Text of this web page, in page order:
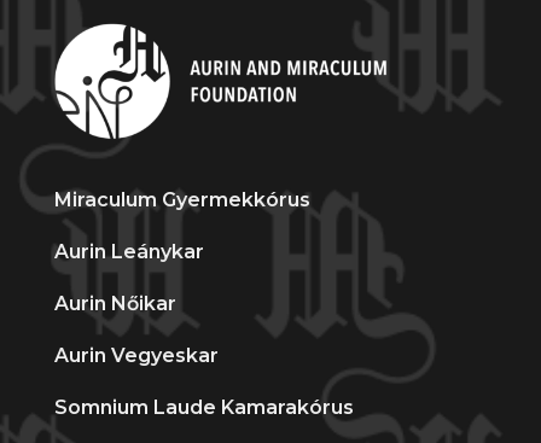
Miraculum Gyermekkórus
Aurin Leánykar
Aurin Nőikar
Aurin Vegyeskar
Somnium Laude Kamarakórus